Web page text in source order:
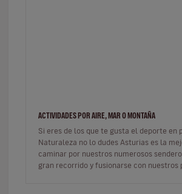
ACTIVIDADES POR AIRE, MAR O MONTAÑA
Si eres de los que te gusta el deporte en
Naturaleza no lo dudes Asturias es la
caminar por nuestros numerosos
gran recorrido y fusionarse con nuestros